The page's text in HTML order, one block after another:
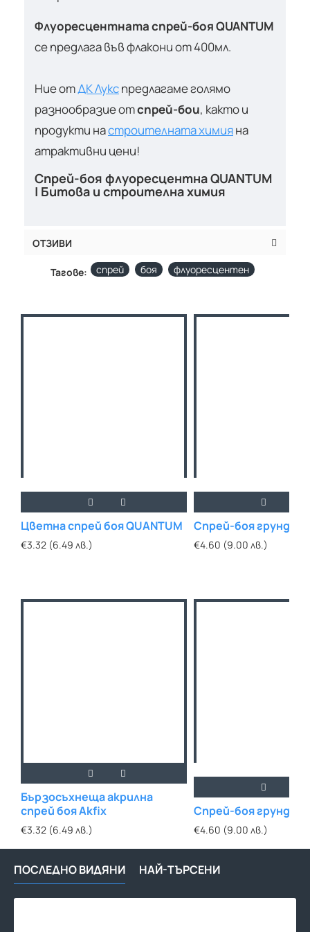
Флуоресцентната спрей-боя QUANTUM
се предлага във флакони от 400мл.
Ние отДК Лукспредлагаме голямо
разнообразие отспрей-бои, както и
продукти настроителната химияна
атрактивни цени!
Спрей-боя флуоресцентна QUANTUM
| Битова и строителна химия
ОТЗИВИ
Тагове: спрей боя флуоресцентен
Цветна спрей боя QUANTUM
€3.32 (6.49 лв.)
Спрей-боя грунд
€4.60 (9.00 лв.)
Бързосъхнеща акрилна
спрей боя Akfix
€3.32 (6.49 лв.)
Спрей-боя грунд
€4.60 (9.00 лв.)
ПОСЛЕДНО ВИДЯНИ НАЙ-ТЪРСЕНИ